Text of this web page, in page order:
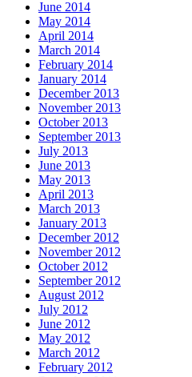
June 2014
May 2014
April 2014
March 2014
February 2014
January 2014
December 2013
November 2013
October 2013
September 2013
July 2013
June 2013
May 2013
April 2013
March 2013
January 2013
December 2012
November 2012
October 2012
September 2012
August 2012
July 2012
June 2012
May 2012
March 2012
February 2012